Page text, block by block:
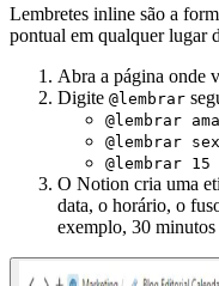
Lembretes inline são a
pontual em qualquer lugar
Abra a página onde
Digite @lembrar
@lembrar
@lembrar
@lembrar
O Notion cria uma
data, o horário, o
exemplo, 30 minutos